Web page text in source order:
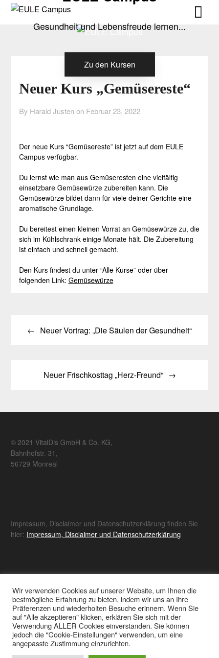
Skip
Skip
Gesundheit und Lebensfreude lernen...
Zu den Kursen
Neuer Kurs „Gemüsereste“
By Harald Justen on Februar 23, 2022
Der neue Kurs “Gemüsereste” ist jetzt auf dem EULE
Campus verfügbar.
Du lernst wie man aus Gemüseresten eine vielfältig
einsetzbare Gemüsewürze zubereiten kann. Die
Gemüsewürze bildet dann für viele deiner Gerichte eine
aromatische Grundlage.
Du bereitest einen kleinen Vorrat an Gemüsewürze zu, die
sich im Kühlschrank einige Monate hält. Die Zubereitung
ist einfach und schnell gemacht.
Den Kurs findest du unter “Alle Kurse” oder über
folgenden Link: Gemüsewürze
Neuer Vortrag: „Die Säulen der Gesundheit“
Neuer Frischkosttag „Herz-Freund“
© 2021 VitalDis GmbH & Co. KG,
Bahnhofstr. 31,
56729 Monreal
Impressum, Disclaimer und Datenschutzerklärung finden Sie
hier: Impressum, Disclaimer und Datenschutzerklärung
Sämtliche hier erhobene Daten werden ausschließlich zur
Bereitstellung der notwendigen Funktion des EULE Campus
verwendet. Es erfolgt keine Weitergabe an Dritte.
Wir verwenden Cookies auf unserer Website, um Ihnen die
bestmögliche Erfahrung zu bieten, indem wir uns an Ihre
Präferenzen und wiederholten Besuche erinnern. Wenn Sie
auf "Alle akzeptieren" klicken, erklären Sie sich mit der
Verwendung ALLER Cookies einverstanden. Sie können
jedoch die "Cookie-Einstellungen" verwenden, um eine
angepasste Zustimmung einzurichten.